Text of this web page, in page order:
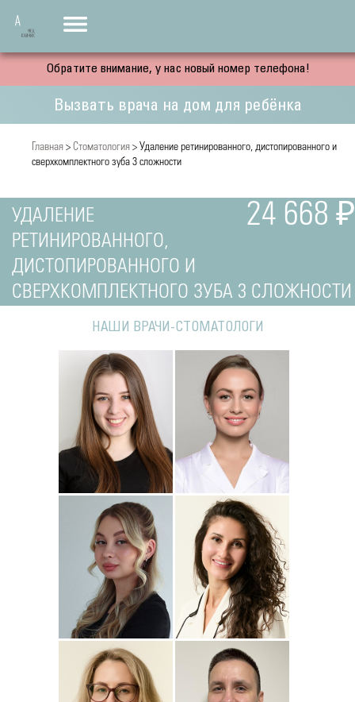
Обратите внимание, у нас новый номер телефона!
Вызвать врача на дом для ребёнка
Главная > Стоматология > Удаление ретинированного, дистопированного и
сверхкомплектного зуба 3 сложности
24 668 ₽
УДАЛЕНИЕ
РЕТИНИРОВАННОГО,
ДИСТОПИРОВАННОГО И
СВЕРХКОМПЛЕКТНОГО ЗУБА 3 СЛОЖНОСТИ
НАШИ ВРАЧИ-СТОМАТОЛОГИ
Подробнее
Джумаева
Амина
Стоматолог-ортопед
Подробнее
о Наталья
Стоматолог-терапевт
Подробнеео Полина
Соколовская
Стоматолог-терапевт
Подробнее о
Прохорова
Анастасия
Стоматолог-терапевт